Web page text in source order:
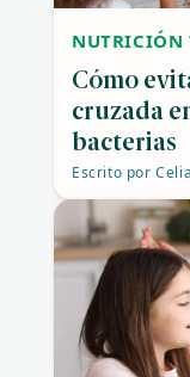
NUTRICIÓN
Cómo
cruzada
bacterias
Escrito por